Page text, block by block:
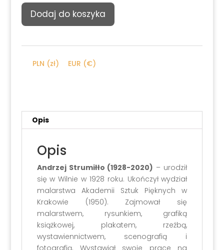
ilość
Andrzej
Dodaj do koszyka
PLN (zł) EUR (€)
Opis
Opis
Andrzej Strumiłło (1928-2020) – urodził
się w Wilnie w 1928 roku. Ukończył wydział
malarstwa Akademii Sztuk Pięknych w
Krakowie (1950). Zajmował się
malarstwem, rysunkiem, grafiką
książkowej, plakatem, rzeźbą,
wystawiennictwem, scenografią i
fotografią. Wystawiał swoje prace na